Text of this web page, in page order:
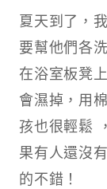
夏天到了，
要幫他們各
在浴室板凳
會濕掉，用
孩也很輕鬆
果有人還沒
的不錯！